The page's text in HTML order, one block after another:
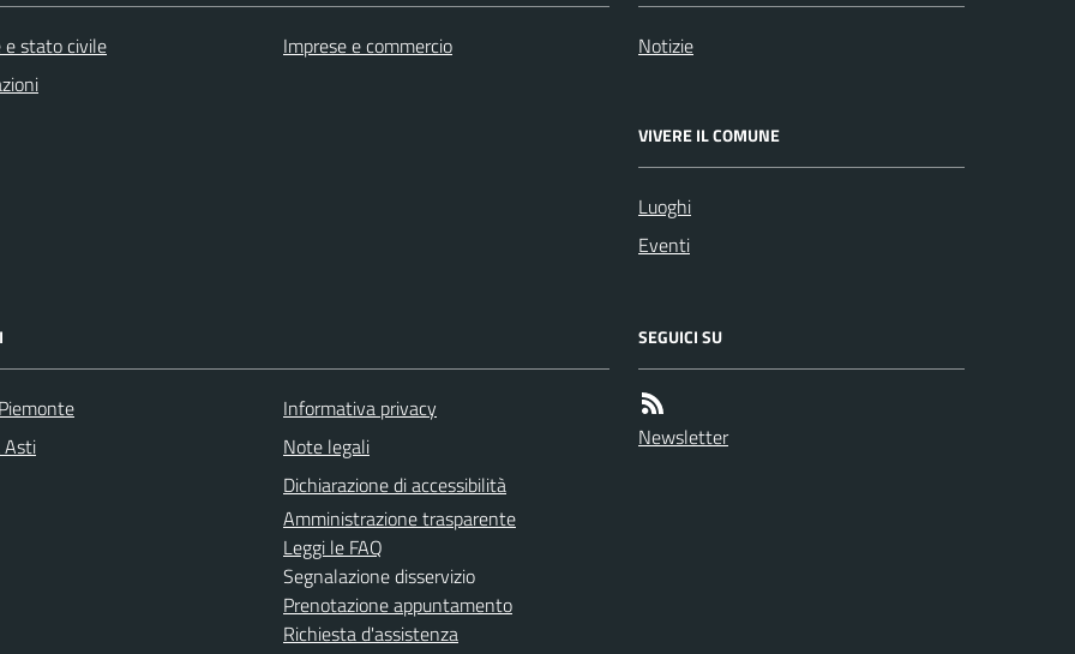
e stato civile
Imprese e commercio Notizie
VIVERE IL COMUNE
Luoghi
Eventi
Asti
Informativa privacy
Note legali
Dichiarazione di accessibilità
Amministrazione trasparente
Leggi le FAQ
Segnalazione disservizio
Prenotazione appuntamento
Richiesta d'assistenza
SEGUICI SU
Newsletter